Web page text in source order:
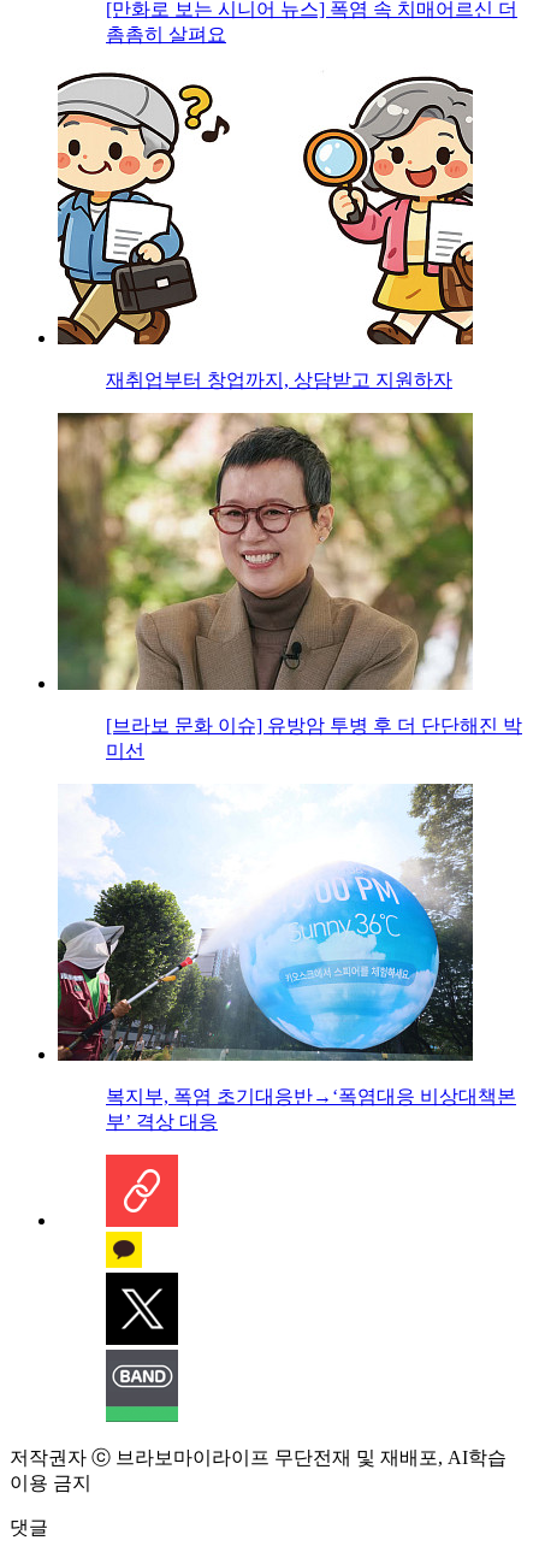
[만화로 보는 시니어 뉴스] 폭염 속 치매어르신 더
촘촘히 살펴요
재취업부터 창업까지, 상담받고 지원하자
[브라보 문화 이슈] 유방암 투병 후 더 단단해진 박
미선
복지부, 폭염 초기대응반→‘폭염대응 비상대책본
부’ 격상 대응
저작권자 ⓒ 브라보마이라이프 무단전재 및 재배포, AI학습
이용 금지
댓글